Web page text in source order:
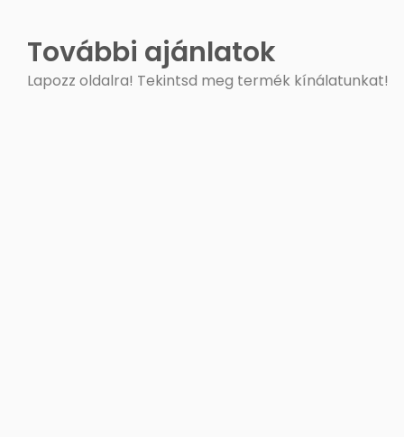
További ajánlatok
Lapozz oldalra! Tekintsd meg termék kínálatunkat!